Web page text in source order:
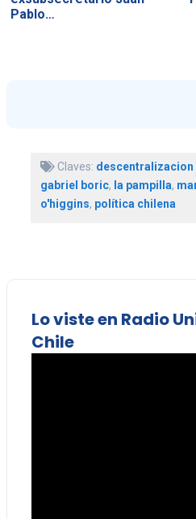
Pablo…
Claves: descentralizacion
gabriel boric, la pampilla,
o'higgins, política chilena
Lo viste en Radio
Chile